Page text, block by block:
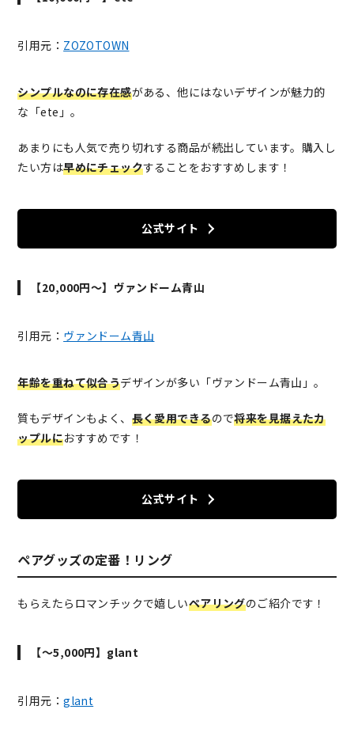
引用元： ZOZOTOWN
シンプルなのに存在感がある、他にはないデザインが魅力的
な「ete」。
あまりにも人気で売り切れする商品が続出しています。購入し
たい方は早めにチェックすることをおすすめします！
公式サイト
【20,000円～】ヴァンドーム青山
引用元： ヴァンドーム青山
年齢を重ねて似合うデザインが多い「ヴァンドーム青山」。
質もデザインもよく、 長く愛用できるので将来を見据えたカ
ップルにおすすめです！
公式サイト
ペアグッズの定番！リング
もらえたらロマンチックで嬉しいペアリングのご紹介です！
【～5,000円】glant
引用元：glant